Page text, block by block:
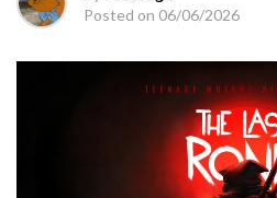
Posted on 06/06/2026